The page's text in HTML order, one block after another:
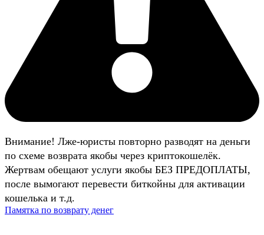
Внимание! Лже-юристы повторно разводят на деньги
по схеме возврата якобы через криптокошелёк.
Жертвам обещают услуги якобы БЕЗ ПРЕДОПЛАТЫ,
после вымогают перевести биткойны для активации
кошелька и т.д.
Памятка по возврату денег